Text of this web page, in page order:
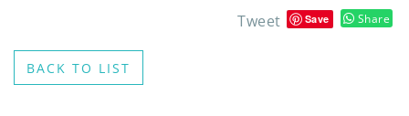
Tweet Save Share
BACK TO LIST